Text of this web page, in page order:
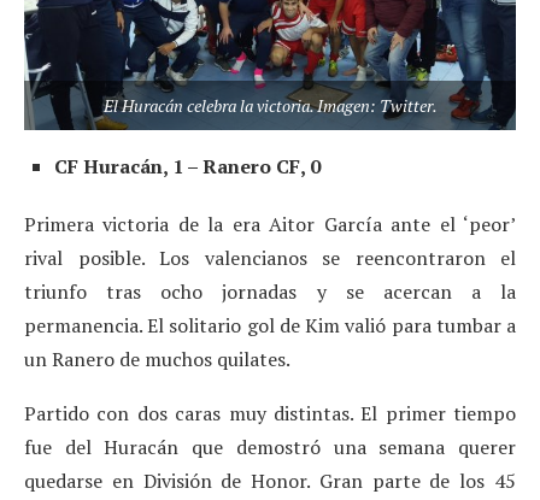
El Huracán celebra la victoria. Imagen: Twitter.
CF Huracán, 1 – Ranero CF, 0
Primera victoria de la era Aitor García ante el ‘peor’
rival posible. Los valencianos se reencontraron el
triunfo tras ocho jornadas y se acercan a la
permanencia. El solitario gol de Kim valió para tumbar a
un Ranero de muchos quilates.
Partido con dos caras muy distintas. El primer tiempo
fue del Huracán que demostró una semana querer
quedarse en División de Honor. Gran parte de los 45